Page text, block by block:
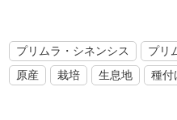
プリムラ・シネンシス
プリ
原産
栽培 生息地 種付